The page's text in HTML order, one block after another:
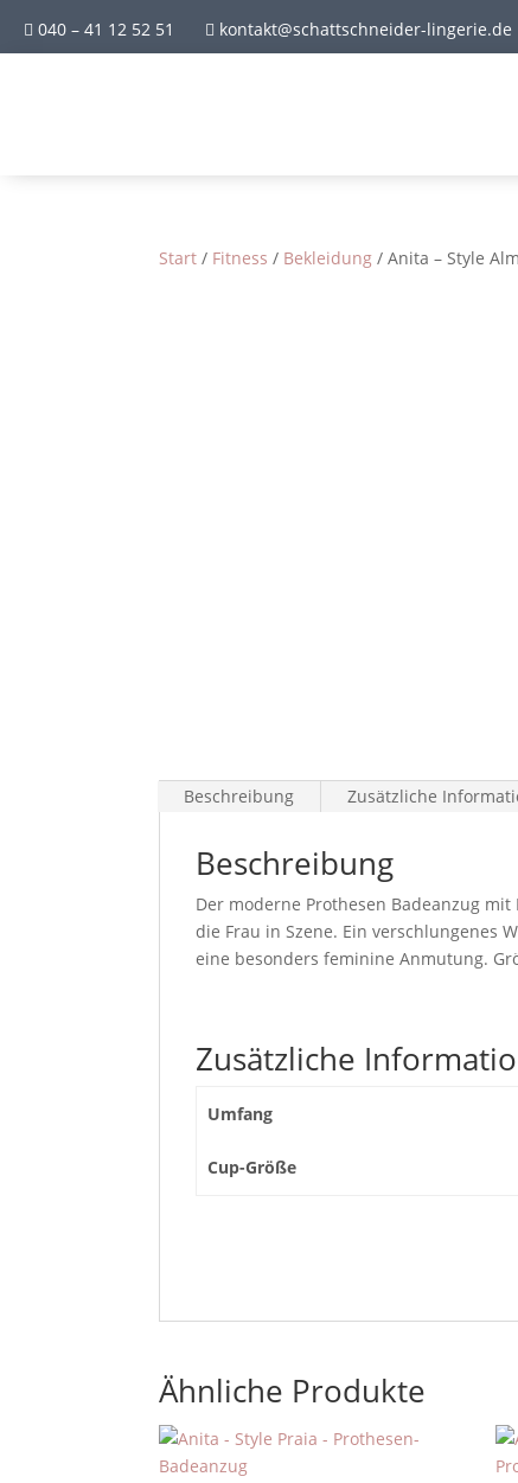
 040 – 41 12 52 51  kontakt@schattschneider-lingerie.de
Start / Fitness / Bekleidung / Anita – Style
Beschreibung Zusätzliche
Beschreibung
Der moderne Prothesen Badeanzug
die Frau in Szene. Ein verschlungenes
eine besonders feminine Anmutung.
Zusätzliche
Umfang
Cup-Größe
Ähnliche Produkte